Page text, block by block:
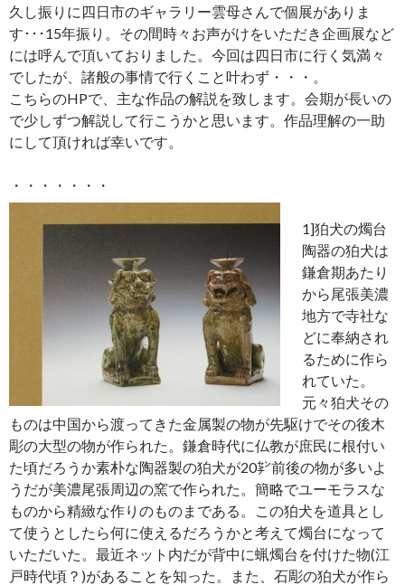
久し振りに四日市のギャラリー雲母さんで個展がありま
す･･･15年振り。その間時々お声がけをいただき企画展など
には呼んで頂いておりました。今回は四日市に行く気満々
でしたが、諸般の事情で行くこと叶わず・・・。
こちらのHPで、主な作品の解説を致します。会期が長いの
で少しずつ解説して行こうかと思います。作品理解の一助
にして頂ければ幸いです。
・・・・・・・
1]狛犬の燭台
陶器の狛犬は
鎌倉期あたり
から尾張美濃
地方で寺社な
どに奉納され
るために作ら
れていた。
元々狛犬その
ものは中国から渡ってきた金属製の物が先駆けでその後木
彫の大型の物が作られた。鎌倉時代に仏教が庶民に根付い
た頃だろうか素朴な陶器製の狛犬が20㌢前後の物が多いよ
うだが美濃尾張周辺の窯で作られた。簡略でユーモラスな
ものから精緻な作りのものまである。この狛犬を道具とし
て使うとしたら何に使えるだろうかと考えて燭台になって
いただいた。最近ネット内だが背中に蝋燭台を付けた物(江
戸時代頃？)があることを知った。また、石彫の狛犬が作ら